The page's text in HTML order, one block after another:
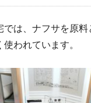
では、ナフサを原
われています。